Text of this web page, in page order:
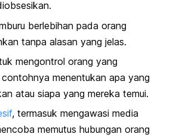
berlebihan pada orang
tanpa alasan yang jelas.
mengontrol orang yang
menentukan apa yang
atau siapa yang mereka temui.
, termasuk mengawasi media
memutus hubungan orang